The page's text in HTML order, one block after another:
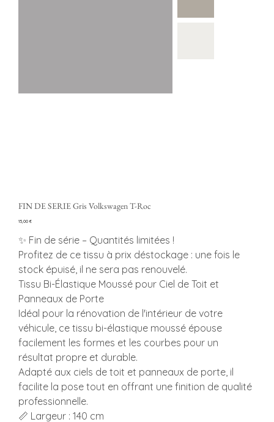
FIN DE SERIE Gris Volkswagen T-Roc
Precio
15,00 €
✨ Fin de série – Quantités limitées !
Profitez de ce tissu à prix déstockage : une fois le
stock épuisé, il ne sera pas renouvelé.
Tissu Bi-Élastique Moussé pour Ciel de Toit et
Panneaux de Porte
Idéal pour la rénovation de l'intérieur de votre
véhicule, ce tissu bi-élastique moussé épouse
facilement les formes et les courbes pour un
résultat propre et durable.
Adapté aux ciels de toit et panneaux de porte, il
facilite la pose tout en offrant une finition de qualité
professionnelle.
📏 Largeur : 140 cm